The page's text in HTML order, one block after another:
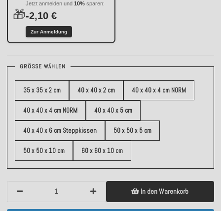
🎁
Jetzt anmelden und 10% sparen:
-2,10 €
Zur Anmeldung
GRÖSSE WÄHLEN
35 x 35 x 2 cm 40 x 40 x 2 cm 40 x 40 x 4 cm NORM
40 x 40 x 4 cm NORM 40 x 40 x 5 cm
40 x 40 x 6 cm Steppkissen 50 x 50 x 5 cm
50 x 50 x 10 cm 60 x 60 x 10 cm
In den Warenkorb